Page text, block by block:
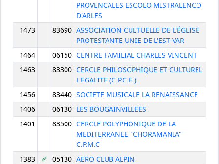
PROVENCALES ESCOLO MISTRALENCO
D'ARLES
1473
83690 ASSOCIATION CULTUELLE DE L'ÉGLISE
PROTESTANTE UNIE DE L'EST-VAR
1464
06150 CENTRE FAMILIAL CHARLES VINCENT
1463
83300 CERCLE PHILOSOPHIQUE ET CULTUREL
L'EGALITE (C.P.C.E.)
1456
83440 SOCIETE MUSICALE LA RENAISSANCE
1406
06130 LES BOUGAINVILLEES
1401
83500 CERCLE POLYPHONIQUE DE LA
MEDITERRANEE "CHORAMANIA"
C.P.M.C
1383
05130 AERO CLUB ALPIN